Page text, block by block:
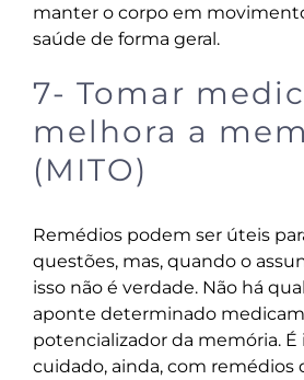
manter o corpo em
saúde de forma geral.
7- Tomar
melhora a
(MITO)
Remédios podem ser úteis
questões, mas, quando o
isso não é verdade. Não há
aponte determinado
potencializador da memória.
cuidado, ainda, com